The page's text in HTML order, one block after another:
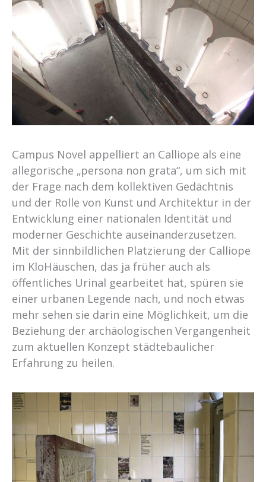
Campus Novel appelliert an Calliope als eine
allegorische „persona non grata“, um sich mit
der Frage nach dem kollektiven Gedächtnis
und der Rolle von Kunst und Architektur in der
Entwicklung einer nationalen Identität und
moderner Geschichte auseinanderzusetzen.
Mit der sinnbildlichen Platzierung der Calliope
im KloHäuschen, das ja früher auch als
öffentliches Urinal gearbeitet hat, spüren sie
einer urbanen Legende nach, und noch etwas
mehr sehen sie darin eine Möglichkeit, um die
Beziehung der archäologischen Vergangenheit
zum aktuellen Konzept städtebaulicher
Erfahrung zu heilen.